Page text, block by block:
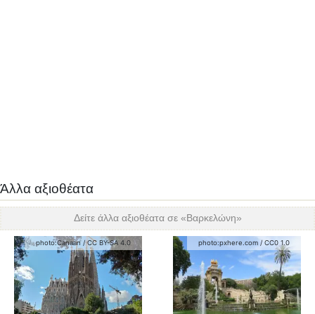
Άλλα αξιοθέατα
Δείτε άλλα αξιοθέατα σε «Βαρκελώνη»
photo:Canaan /CC BY-SA 4.0 photo:pxhere.com / CC0 1.0